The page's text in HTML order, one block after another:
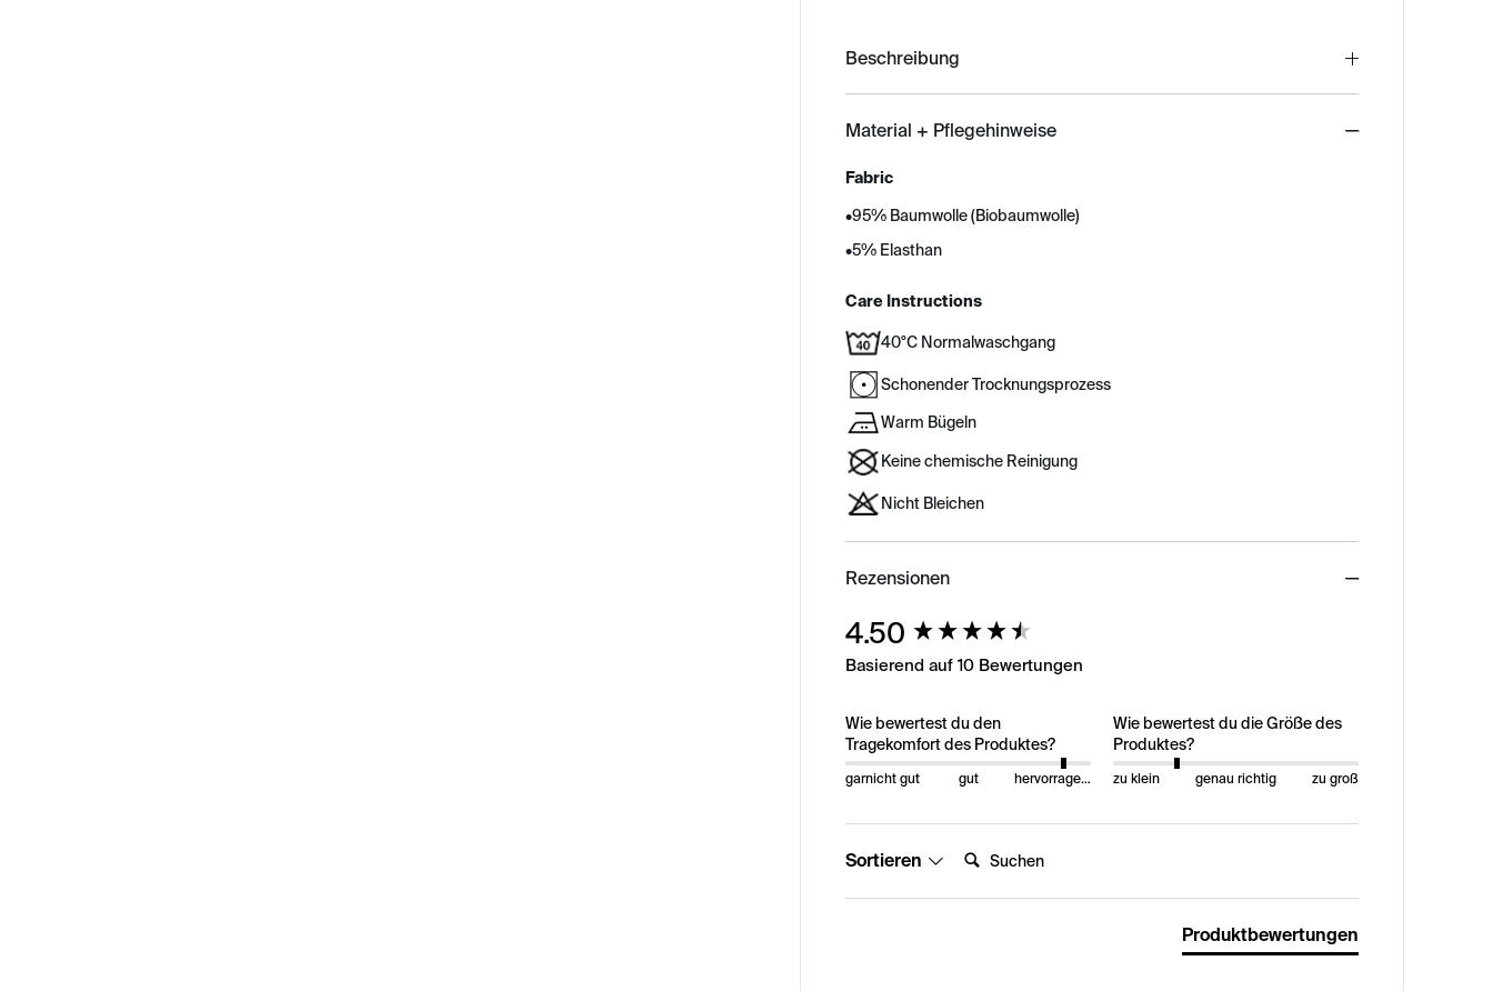
Beschreibung
Material + Pflegehinweise
Fabric
•95% Baumwolle (Biobaumwolle)
•5% Elasthan
Care Instructions
40°C Normalwaschgang
Schonender Trocknungsprozess
Warm Bügeln
Keine chemische Reinigung
Nicht Bleichen
Rezensionen
4.50
Basierend auf 10 Bewertungen
Wie bewertest du den
Tragekomfort des Produktes?
garnicht gut gut hervorragend
Wie bewertest du die Größe des
Produktes?
zu klein genau richtig zu groß
Sortieren
Produktbewertungen
New content loaded